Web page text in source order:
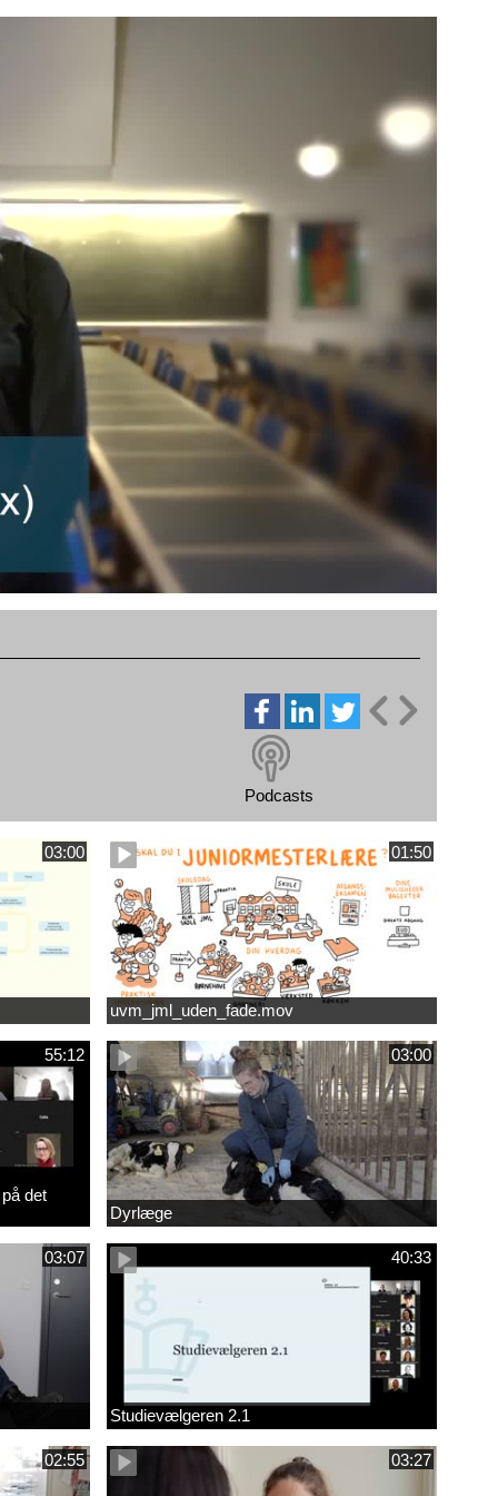
Podcasts
03:00 01:50
uvm_jml_uden_fade.mov
55:12
det
03:00
Dyrlæge
03:07 40:33
Studievælgeren 2.1
02:55 03:27